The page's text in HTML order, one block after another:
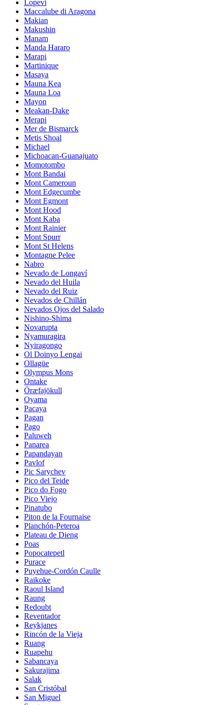
Lopevi
Maccalube di Aragona
Makian
Makushin
Manam
Manda Hararo
Marapi
Martinique
Masaya
Mauna Kea
Mauna Loa
Mayon
Meakan-Dake
Merapi
Mer de Bismarck
Metis Shoal
Michael
Michoacan-Guanajuato
Momotombo
Mont Bandai
Mont Cameroun
Mont Edgecumbe
Mont Egmont
Mont Hood
Mont Kaba
Mont Rainier
Mont Spurr
Mont St Helens
Montagne Pelee
Nabro
Nevado de Longaví
Nevado del Huila
Nevado del Ruiz
Nevados de Chillán
Nevados Ojos del Salado
Nishino-Shima
Novarupta
Nyamuragira
Nyiragongo
Ol Doinyo Lengai
Ollagüe
Olympus Mons
Ontake
Öræfajökull
Oyama
Pacaya
Pagan
Pago
Paluweh
Panarea
Papandayan
Pavlof
Pic Sarychev
Pico del Teide
Pico do Fogo
Pico Viejo
Pinatubo
Piton de la Fournaise
Planchón-Peteroa
Plateau de Dieng
Poas
Popocatepetl
Purace
Puyehue-Cordón Caulle
Raikoke
Raoul Island
Raung
Redoubt
Reventador
Reykjanes
Rincón de la Vieja
Ruang
Ruapehu
Sabancaya
Sakurajima
Salak
San Cristóbal
San Miguel